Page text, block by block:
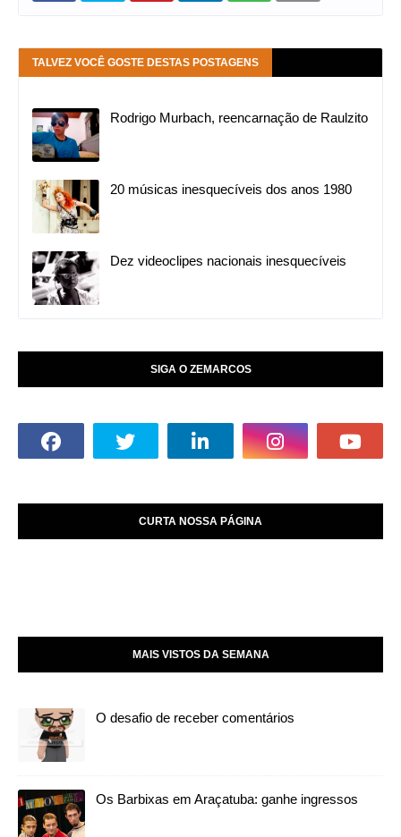
TALVEZ VOCÊ GOSTE DESTAS POSTAGENS
Rodrigo Murbach, reencarnação de Raulzito
20 músicas inesquecíveis dos anos 1980
Dez videoclipes nacionais inesquecíveis
SIGA O ZEMARCOS
CURTA NOSSA PÁGINA
MAIS VISTOS DA SEMANA
O desafio de receber comentários
Os Barbixas em Araçatuba: ganhe ingressos